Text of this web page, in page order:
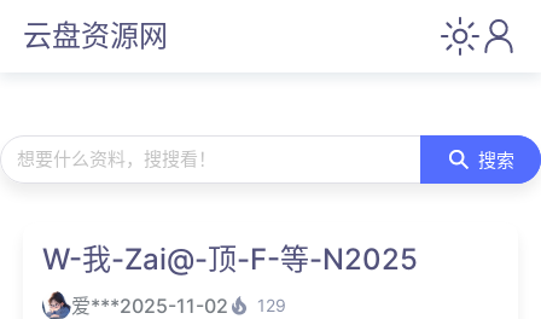
云盘资源网
想要什么资料，搜搜看！ 搜索
W-我-Zai@-顶-F-等-N2025
爱***2025-11-02 129